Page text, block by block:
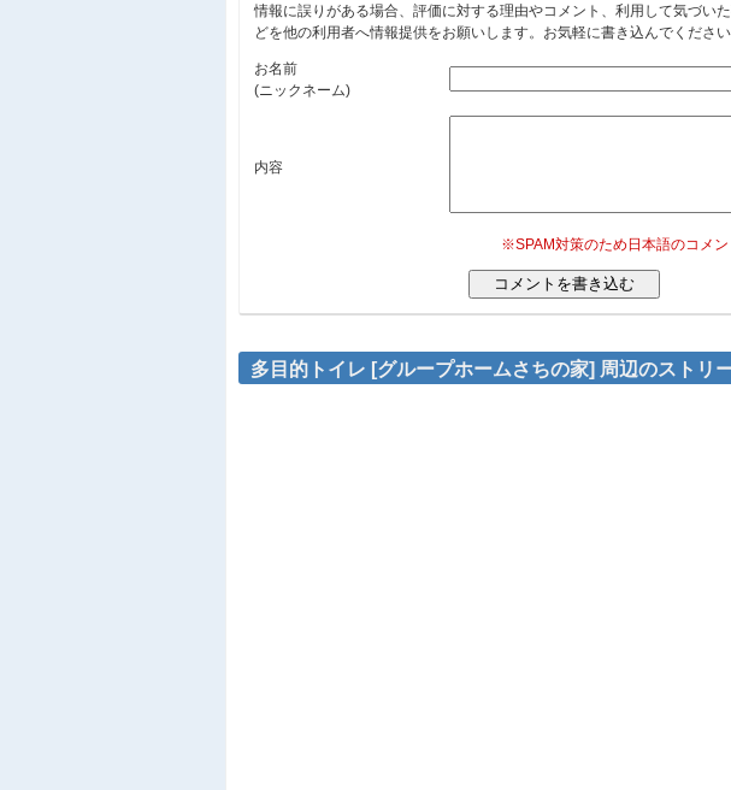
情報に誤りがある場合、評価に対する理由やコメント、利用して気づい
どを他の利用者へ情報提供をお願いします。お気軽に書き込んでください
お名前
(ニックネーム)
内容
※SPAM対策のため日本語のコメ
多目的トイレ [グループホームさちの家] 周辺のストリ